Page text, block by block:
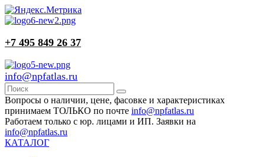
+7 495 849 26 37
info@npfatlas.ru
Вопросы о наличии, цене, фасовке и характеристиках
принимаем ТОЛЬКО по почте info@npfatlas.ru
Работаем только с юр. лицами и ИП. Заявки на
info@npfatlas.ru
КАТАЛОГ